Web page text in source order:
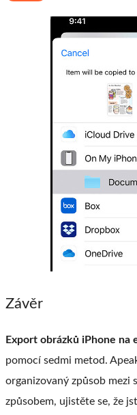
Závěr
Export obrázků iPhone na
pomocí sedmi metod.
organizovaný způsob mezi
způsobem, ujistěte se, že